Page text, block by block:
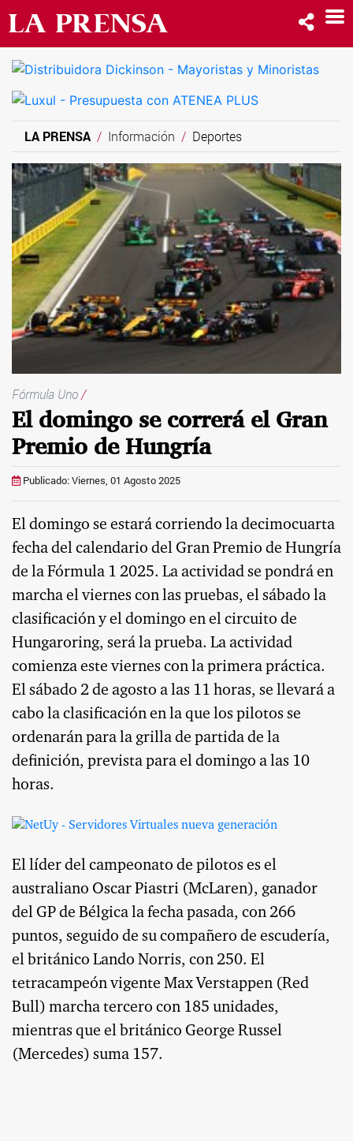
LA PRENSA Información Deportes
Fórmula Uno/
El domingo se correrá el Gran
Premio de Hungría
Publicado: Viernes, 01 Agosto 2025
El domingo se estará corriendo la decimocuarta
fecha del calendario del Gran Premio de Hungría
de la Fórmula 1 2025. La actividad se pondrá en
marcha el viernes con las pruebas, el sábado la
clasificación y el domingo en el circuito de
Hungaroring, será la prueba. La actividad
comienza este viernes con la primera práctica.
El sábado 2 de agosto a las 11 horas, se llevará a
cabo la clasificación en la que los pilotos se
ordenarán para la grilla de partida de la
definición, prevista para el domingo a las 10
horas.
El líder del campeonato de pilotos es el
australiano Oscar Piastri (McLaren), ganador
del GP de Bélgica la fecha pasada, con 266
puntos, seguido de su compañero de escudería,
el británico Lando Norris, con 250. El
tetracampeón vigente Max Verstappen (Red
Bull) marcha tercero con 185 unidades,
mientras que el británico George Russel
(Mercedes) suma 157.